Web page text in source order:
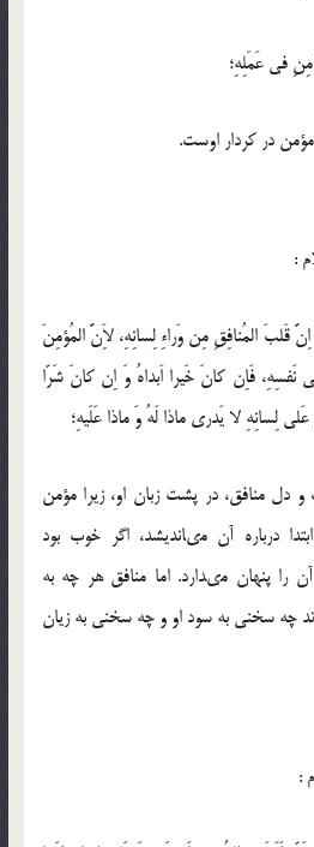
في عَمَلِهِ؛
در كردار اوست.
قَلبَ المُنافِقِ مِن وَراءِ لِسانِهِ، لاَِنَّ المُؤمِنَ
نَفسِهِ، فَاِن كانَ خَيرا اَبداهُ وَ اِن كانَ شَرّا
لِسانِهِ لا يَدرى ماذا لَهُ وَ ماذا عَلَيهِ؛
منافق، در پشت زبان او، زيرا مؤمن
درباره آن مى‏انديشد، اگر خوب بود
را پنهان مى‏دارد. اما منافق هر چه به
چه سخنى به سود او و چه سخنى به زيان